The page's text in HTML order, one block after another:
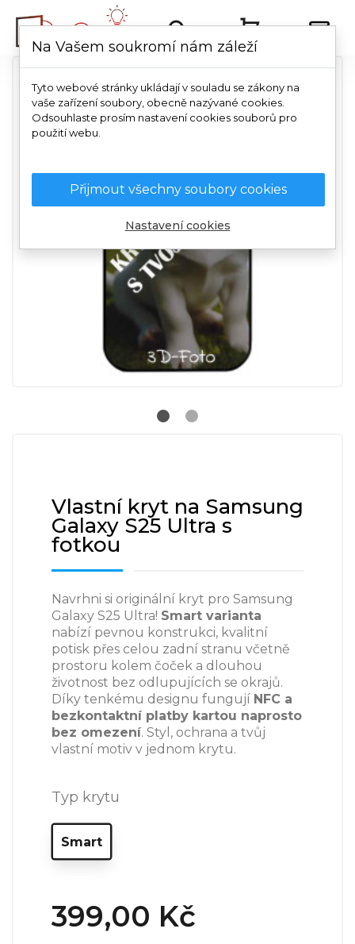
Vlastní kryt na Samsung
Galaxy S25 Ultra s
fotkou
Navrhni si originální kryt pro Samsung
Galaxy S25 Ultra! Smart varianta
nabízí pevnou konstrukci, kvalitní
potisk přes celou zadní stranu včetně
prostoru kolem čoček a dlouhou
životnost bez odlupujících se okrajů.
Díky tenkému designu fungují NFC a
bezkontaktní platby kartou naprosto
bez omezení. Styl, ochrana a tvůj
vlastní motiv v jednom krytu.
Typ krytu
Smart
399,00 Kč
Na Vašem soukromí nám záleží
Tyto webové stránky ukládají v souladu se zákony na
vaše zařízení soubory, obecně nazývané cookies.
Odsouhlaste prosím nastavení cookies souborů pro
použití webu.
Přijmout všechny soubory cookies
Nastavení cookies